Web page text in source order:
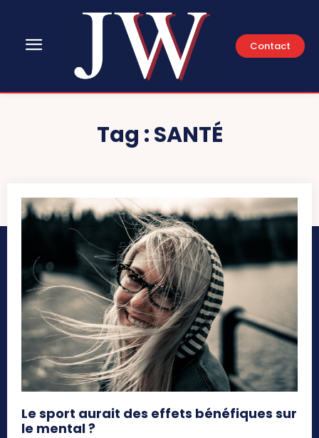
Contact
Tag :SANTÉ
Le sport aurait des effets bénéfiques sur
le mental ?